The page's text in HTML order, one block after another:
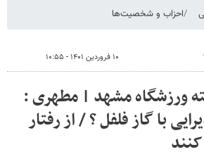
احزاب و شخصیت‌ها
۱۰ فروردین ۱۴۰۱ - ۱۰:۵۵
ورزشگاه مشهد | مطهری :
با گاز فلفل ؟ / از رفتار